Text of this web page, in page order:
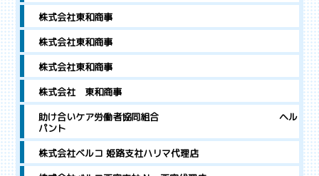
株式会社東和商事
株式会社東和商事
株式会社東和商事
株式会社 東和商事
助け合いケア労働者協同組合 ヘル
パント
株式会社ベルコ 姫路支社ハリマ代理店